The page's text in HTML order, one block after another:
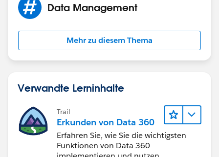
Data Management
Mehr zu diesem Thema
Verwandte Lerninhalte
Trail
Erkunden von Data 360
Erfahren Sie, wie Sie die wichtigsten
Funktionen von Data 360